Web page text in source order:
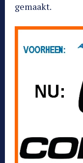
gemaakt.